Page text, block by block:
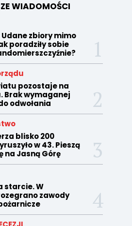
WIADOMOŚCI
Udane zbiory mimo
poradziły sobie
pozostaje na
Brak wymaganej
odwołania
blisko 200
w 43. Pieszą
na Jasną Górę
starcie. W
zawody